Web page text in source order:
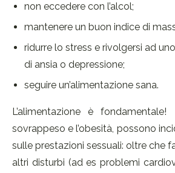
non eccedere con l’alcol;
mantenere un buon indice di
ridurre lo stress e rivolgersi ad
di ansia o depressione;
seguire un’alimentazione sana.
L’alimentazione è
sovrappeso e l’obesità, possono
sulle prestazioni sessuali: oltre che
altri disturbi (ad es problemi